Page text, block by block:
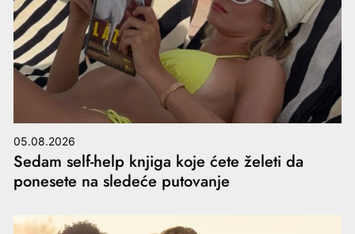
05.08.2026
Sedam self-help knjiga koje ćete želeti da
ponesete na sledeće putovanje